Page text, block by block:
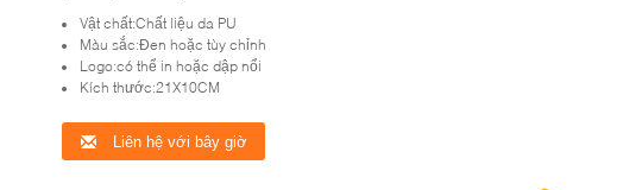
Vật chất:Chất liệu da PU
Màu sắc:Đen hoặc tùy chỉnh
Logo:có thể in hoặc dập nổi
Kích thước:21X10CM
Liên hệ với bây giờ